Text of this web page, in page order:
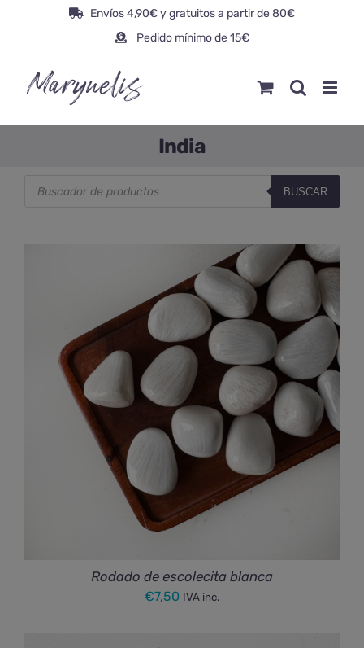
Envíos 4,90€ y gratuitos a partir de 80€
Pedido mínimo de 15€
India
Rodado de escolecita blanca
€7,50 IVA inc.
de
BUSCAR